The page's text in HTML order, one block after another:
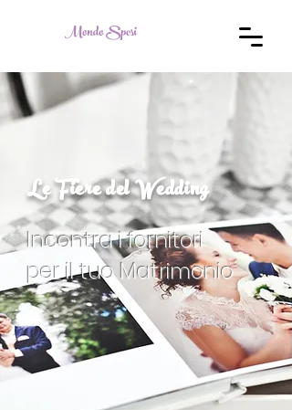
Mondo Sposi
Le Fiere del Wedding
Incontra i fornitori
per il tuo Matrimonio